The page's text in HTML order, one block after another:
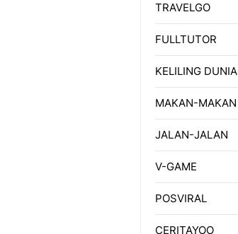
TRAVELGO
FULLTUTOR
KELILING DUNIA
MAKAN-MAKAN
JALAN-JALAN
V-GAME
POSVIRAL
CERITAYOO